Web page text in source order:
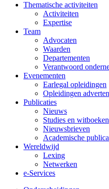
Thematische activiteiten
Activiteiten
Expertise
Team
Advocaten
Waarden
Departementen
Verantwoord
Evenementen
Earlegal opleidingen
Opleidingen
Publicaties
Nieuws
Studies en witboeken
Nieuwsbrieven
Academische
Wereldwijd
Lexing
Netwerken
e-Services